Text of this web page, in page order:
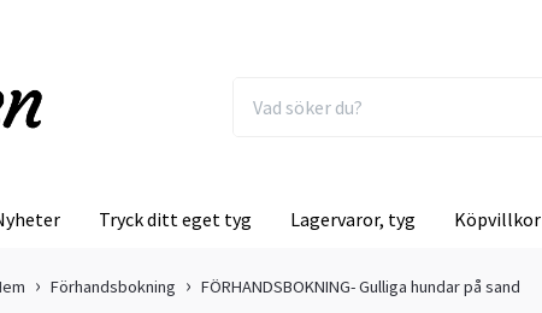
Tryck ditt eget tyg Lagervaror, tyg Köpvillkor
Förhandsbokning FÖRHANDSBOKNING- Gulliga hundar på sand